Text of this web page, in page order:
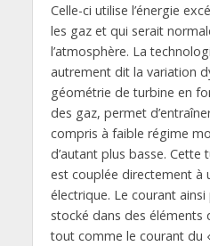
Celle-ci utilise l’énergie
les gaz et qui serait
l’atmosphère. La
autrement dit la variation
géométrie de turbine en
des gaz, permet
compris à faible régime
d’autant plus basse.
est couplée directement à
électrique. Le courant
stocké dans des éléments
tout comme le courant du «